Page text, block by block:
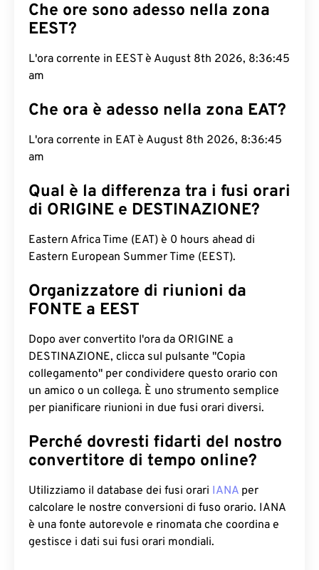
Che ore sono adesso nella zona
EEST?
L'ora corrente in EEST è August 8th 2026, 8:36:45
am
Che ora è adesso nella zona EAT?
L'ora corrente in EAT è August 8th 2026, 8:36:45
am
Qual è la differenza tra i fusi orari
di ORIGINE e DESTINAZIONE?
Eastern Africa Time (EAT) è 0 hours ahead di
Eastern European Summer Time (EEST).
Organizzatore di riunioni da
FONTE a EEST
Dopo aver convertito l'ora da ORIGINE a
DESTINAZIONE, clicca sul pulsante "Copia
collegamento" per condividere questo orario con
un amico o un collega. È uno strumento semplice
per pianificare riunioni in due fusi orari diversi.
Perché dovresti fidarti del nostro
convertitore di tempo online?
Utilizziamo il database dei fusi orari IANA per
calcolare le nostre conversioni di fuso orario. IANA
è una fonte autorevole e rinomata che coordina e
gestisce i dati sui fusi orari mondiali.